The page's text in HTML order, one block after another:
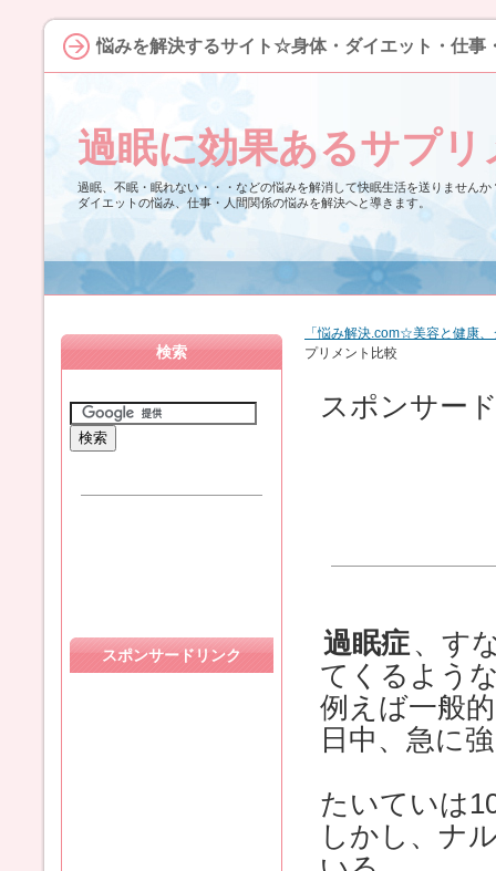
悩みを解決するサイト☆身体・ダイエット・仕事
過眠に効果あるサプ
過眠、不眠・眠れない・・・などの悩みを解消して快眠生活を送りません
ダイエットの悩み、仕事・人間関係の悩みを解決へと導きます。
「悩み解決.com☆美容と健康
プリメント比較
スポンサー
過眠症、す
てくるよう
例えば一般
日中、急に
たいていは
しかし、ナ
検索
スポンサードリンク